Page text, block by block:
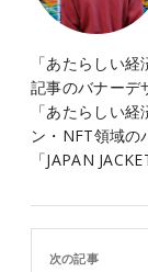
「あたらしい
記事のバナーデ
「あたらしい
ン・NFT領域の
「JAPAN
次の記事